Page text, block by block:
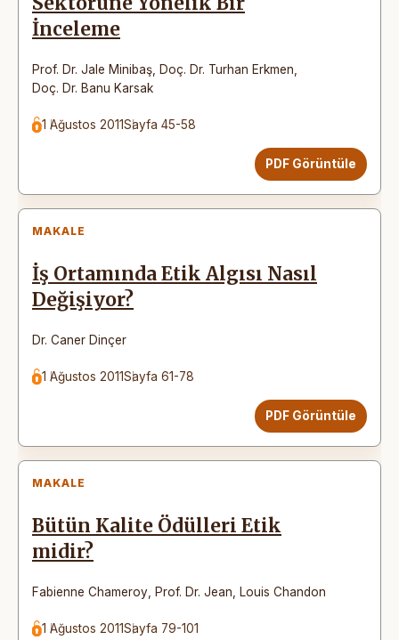
İnceleme
Prof. Dr. Jale Minibaş Doç. Dr. Turhan Erkmen
Doç. Dr. Banu Karsak
1 Ağustos 2011Sayfa 45-58
PDF Görüntüle
MAKALE
İş Ortamında Etik Algısı Nasıl
Değişiyor?
Dr. Caner Dinçer
1 Ağustos 2011Sayfa 61-78
PDF Görüntüle
MAKALE
Bütün Kalite Ödülleri Etik
midir?
Fabienne Chameroy Prof. Dr. Jean Louis Chandon
1 Ağustos 2011Sayfa 79-101